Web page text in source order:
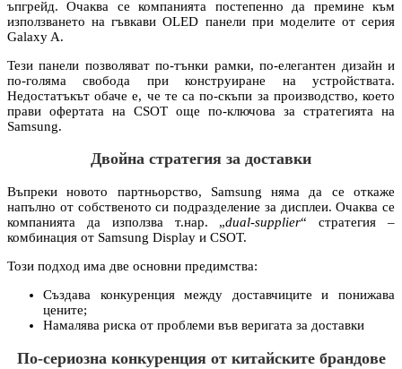
ъпгрейд. Очаква се компанията постепенно да премине към
използването на гъвкави OLED панели при моделите от серия
Galaxy A.
Тези панели позволяват по-тънки рамки, по-елегантен дизайн и
по-голяма свобода при конструиране на устройствата.
Недостатъкът обаче е, че те са по-скъпи за производство, което
прави офертата на CSOT още по-ключова за стратегията на
Samsung.
Двойна стратегия за доставки
Въпреки новото партньорство, Samsung няма да се откаже
напълно от собственото си подразделение за дисплеи. Очаква се
компанията да използва т.нар. „dual-supplier“ стратегия –
комбинация от Samsung Display и CSOT.
Този подход има две основни предимства:
Създава конкуренция между доставчиците и понижава
цените;
Намалява риска от проблеми във веригата за доставки
По-сериозна конкуренция от китайските брандове